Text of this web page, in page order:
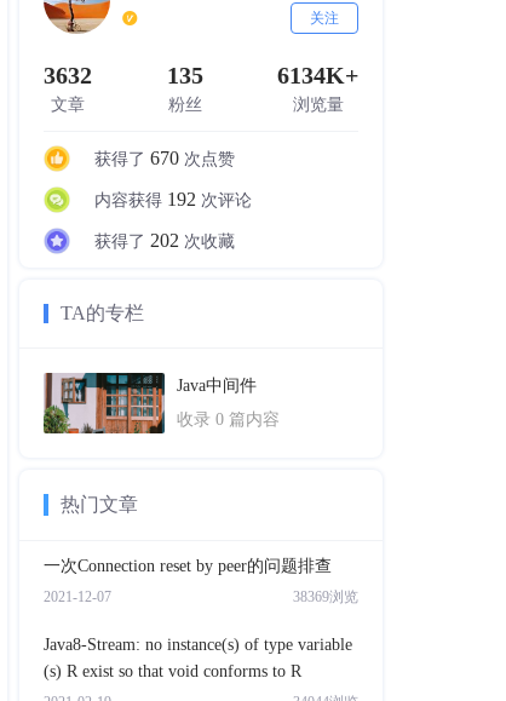
关注
3632
文章
135
粉丝
6134K+
浏览量
获得了 670 次点赞
内容获得 192 次评论
获得了 202 次收藏
TA的专栏
Java中间件
收录 0 篇内容
热门文章
一次Connection reset by peer的问题排查
2021-12-07 38369浏览
Java8-Stream: no instance(s) of type variable
(s) R exist so that void conforms to R